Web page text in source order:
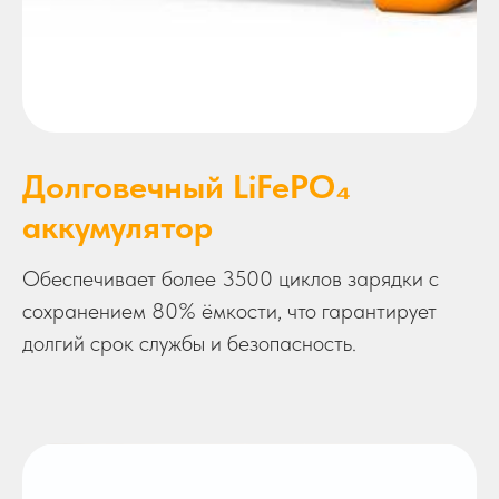
Долговечный LiFePO₄
аккумулятор
Обеспечивает более 3500 циклов зарядки с
сохранением 80% ёмкости, что гарантирует
долгий срок службы и безопасность.